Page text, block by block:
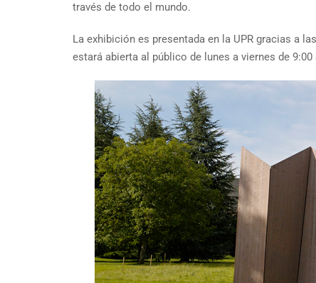
través de todo el mundo.
La exhibición es presentada en la UPR gracias a
estará abierta al público de lunes a viernes de 9:00